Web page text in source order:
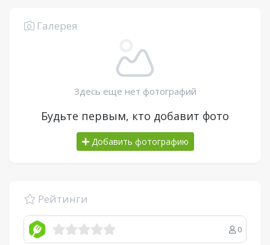
Галерея
Здесь еще нет фотографий
Будьте первым, кто добавит фото
Добавить фотографию
Рейтинги
0